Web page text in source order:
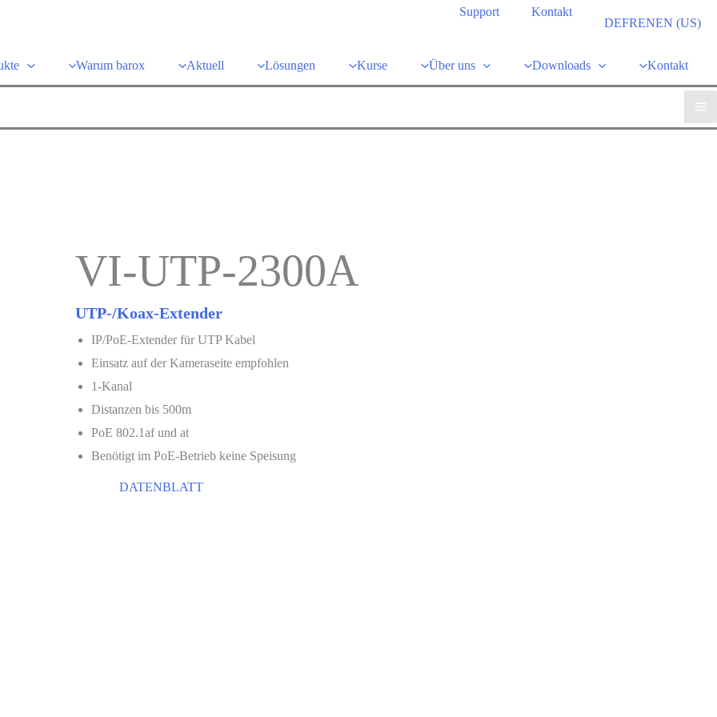
Support Kontakt
DEFRENEN (US)
Warum barox Aktuell Lösungen Kurse Über uns Downloads Kontakt
VI-UTP-2300A
UTP-/Koax-Extender
IP/PoE-Extender für UTP Kabel
Einsatz auf der Kameraseite empfohlen
1-Kanal
Distanzen bis 500m
PoE 802.1af und at
Benötigt im PoE-Betrieb keine Speisung
DATENBLATT